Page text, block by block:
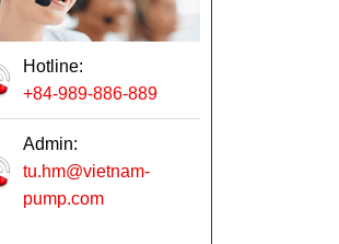
Hotline:
+84-989-886-889
Admin:
tu.hm@vietnam-
pump.com